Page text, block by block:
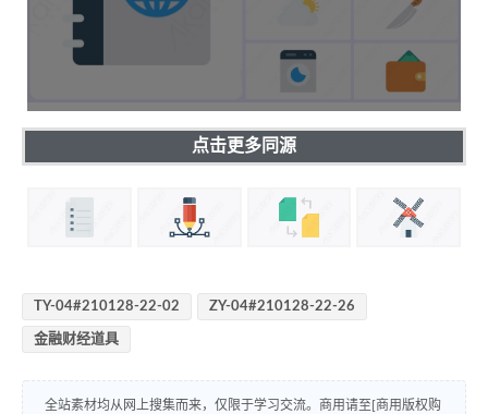
点击更多同源
TY-04#210128-22-02 ZY-04#210128-22-26
金融财经道具
全站素材均从网上搜集而来，仅限于学习交流。商用请至[商用版权购